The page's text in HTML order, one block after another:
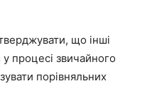
що інші
процесі звичайного
порівняльних